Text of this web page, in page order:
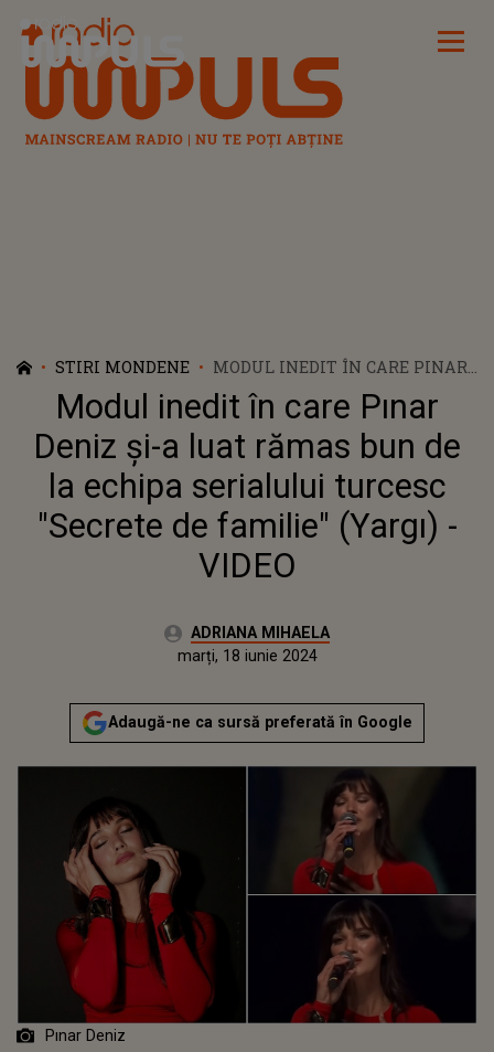
Radio Impuls
STIRI MONDENE
MODUL INEDIT ÎN CARE PINAR
DENIZ ȘI-A LUAT RĂMAS BUN
DE LA ECHIPA SERIALULUI
TURCESC "SECRETE DE FAMILIE"
(YARGI) - VIDEO
Modul inedit în care Pınar
Deniz și-a luat rămas bun de
la echipa serialului turcesc
"Secrete de familie" (Yargı) -
VIDEO
Autor:ADRIANA MIHAELA
Actualizat:
marți, 18 iunie 2024
Adaugă-ne ca sursă preferată în Google
Pınar Deniz